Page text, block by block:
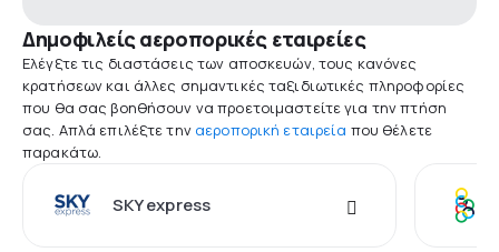
Δημοφιλείς αεροπορικές εταιρείες
Ελέγξτε τις διαστάσεις των αποσκευών, τους κανόνες
κρατήσεων και άλλες σημαντικές ταξιδιωτικές πληροφορίες
που θα σας βοηθήσουν να προετοιμαστείτε για την πτήση
σας. Απλά επιλέξτε την αεροπορική εταιρεία που θέλετε
παρακάτω.
SKY express